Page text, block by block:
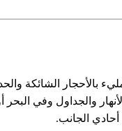
بالأحجار الشائكة
والجداول وفي
الجانب.